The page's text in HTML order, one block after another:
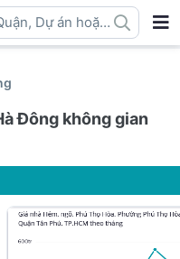
Dự án hoặc
Đông không gian